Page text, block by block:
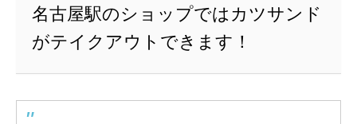
名古屋駅のショップではカツサンド
がテイクアウトできます！